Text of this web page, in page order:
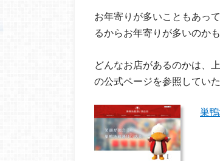
お年寄りが多いこともあっ
るからお年寄りが多いのか
どんなお店があるのかは、
の公式ページを参照してい
巣